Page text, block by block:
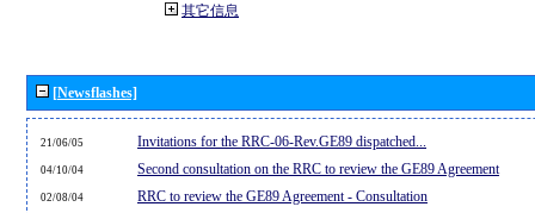
其它信息
[Newsflashes]
21/06/05 Invitations for the RRC-06-Rev.GE89 dispatched...
04/10/04 Second consultation on the RRC to review the GE89 Agreement
02/08/04 RRC to review the GE89 Agreement - Consultation